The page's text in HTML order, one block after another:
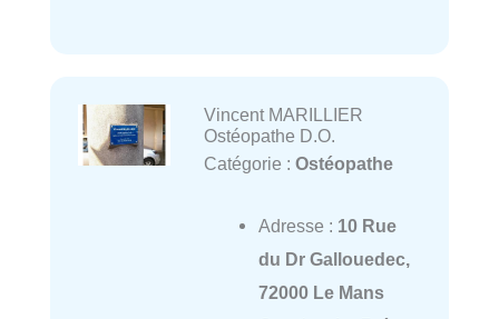
Vincent MARILLIER
Ostéopathe D.O.
Catégorie : Ostéopathe
Adresse : 10 Rue
du Dr Gallouedec,
72000 Le Mans